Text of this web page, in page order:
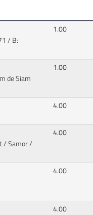
/ B:
1.00
de Siam
1.00
4.00
/ Samor/
4.00
4.00
4.00